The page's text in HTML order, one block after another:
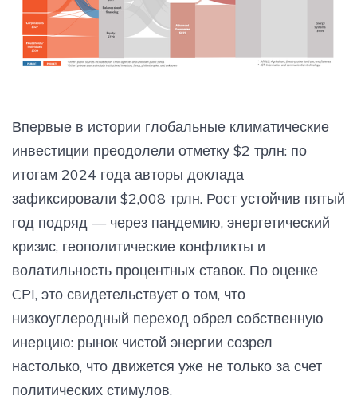
Впервые в истории глобальные климатические
инвестиции преодолели отметку $2 трлн: по
итогам 2024 года авторы доклада
зафиксировали $2,008 трлн. Рост устойчив пятый
год подряд — через пандемию, энергетический
кризис, геополитические конфликты и
волатильность процентных ставок. По оценке
CPI, это свидетельствует о том, что
низкоуглеродный переход обрел собственную
инерцию: рынок чистой энергии созрел
настолько, что движется уже не только за счет
политических стимулов.